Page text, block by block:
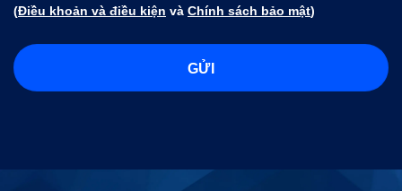
(Điều khoản và điều kiện và Chính sách bảo mật)